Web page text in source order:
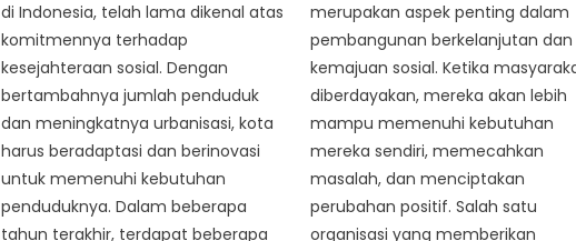
di Indonesia, telah lama dikenal atas
komitmennya terhadap
kesejahteraan sosial. Dengan
bertambahnya jumlah penduduk
dan meningkatnya urbanisasi, kota
harus beradaptasi dan berinovasi
untuk memenuhi kebutuhan
penduduknya. Dalam beberapa
tahun terakhir, terdapat beberapa
merupakan aspek penting dalam
pembangunan berkelanjutan dan
kemajuan sosial. Ketika
diberdayakan, mereka akan lebih
mampu memenuhi kebutuhan
mereka sendiri, memecahkan
masalah, dan menciptakan
perubahan positif. Salah satu
organisasi yang memberikan